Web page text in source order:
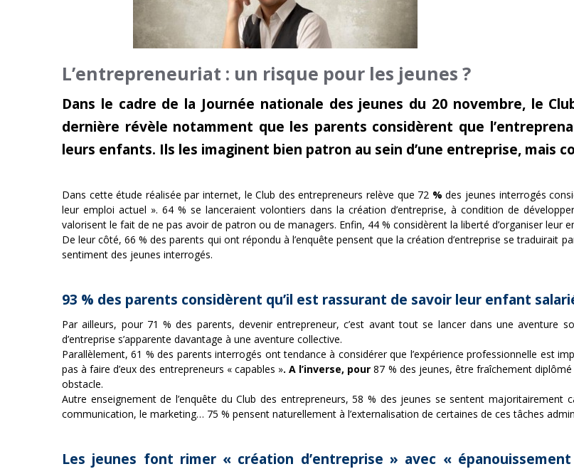
L’entrepreneuriat : un risque pour les jeunes ?
Dans le cadre de la Journée nationale des jeunes du 20 novembre, le
dernière révèle notamment que les parents considèrent que
leurs enfants. Ils les imaginent bien patron au sein d’une entreprise, mais
Dans cette étude réalisée par internet, le Club des entrepreneurs relève que 72 % des jeunes interrogés
leur emploi actuel ». 64 % se lanceraient volontiers dans la création d’entreprise, à condition de
valorisent le fait de ne pas avoir de patron ou de managers. Enfin, 44 % considèrent la liberté d’organiser
De leur côté, 66 % des parents qui ont répondu à l’enquête pensent que la création d’entreprise se traduirait
sentiment des jeunes interrogés.
93 % des parents considèrent qu’il est rassurant de savoir leur enfant
Par ailleurs, pour 71 % des parents, devenir entrepreneur, c’est avant tout se lancer dans une aventure
d’entreprise s’apparente davantage à une aventure collective.
Parallèlement, 61 % des parents interrogés ont tendance à considérer que l’expérience professionnelle est
pas à faire d’eux des entrepreneurs « capables ». A l’inverse, pour87 % des jeunes, être fraîchement
obstacle.
Autre enseignement de l’enquête du Club des entrepreneurs, 58 % des jeunes se sentent
communication, le marketing… 75 % pensent naturellement à l’externalisation de certaines de ces tâches
Les jeunes font rimer « création d’entreprise » avec «